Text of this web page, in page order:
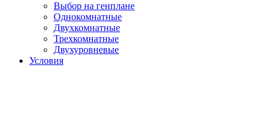
Выбор на генплане
Однокомнатные
Двухкомнатные
Трехкомнатные
Двухуровневые
Условия